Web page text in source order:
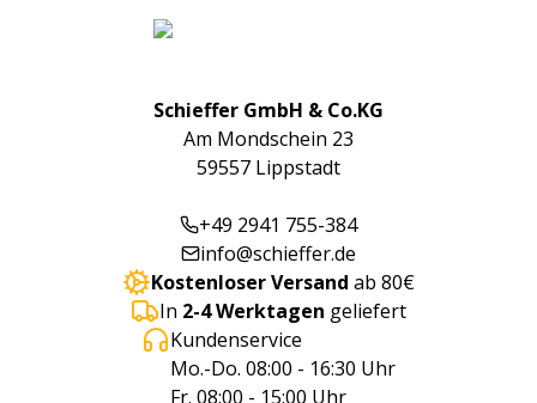
Schieffer GmbH & Co.KG
Am Mondschein 23
59557 Lippstadt
+49 2941 755-384
info@schieffer.de
Kostenloser Versand ab 80€
In 2-4 Werktagen geliefert
Kundenservice
Mo.-Do. 08:00 - 16:30 Uhr
Fr. 08:00 - 15:00 Uhr